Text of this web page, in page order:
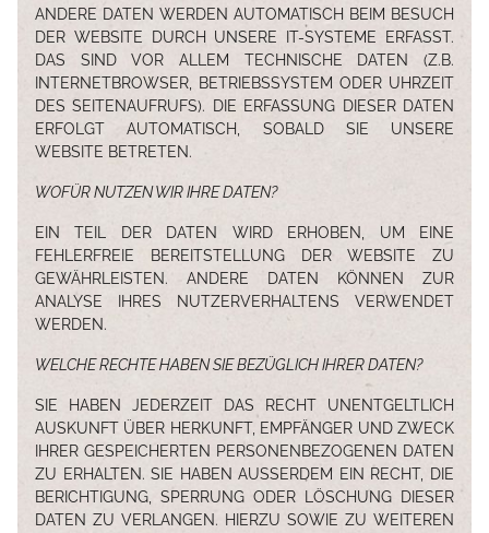
ANDERE DATEN WERDEN AUTOMATISCH BEIM BESUCH
DER WEBSITE DURCH UNSERE IT-SYSTEME ERFASST.
DAS SIND VOR ALLEM TECHNISCHE DATEN (Z.B.
INTERNETBROWSER, BETRIEBSSYSTEM ODER UHRZEIT
DES SEITENAUFRUFS). DIE ERFASSUNG DIESER DATEN
ERFOLGT AUTOMATISCH, SOBALD SIE UNSERE
WEBSITE BETRETEN.
WOFÜR NUTZEN WIR IHRE DATEN?
EIN TEIL DER DATEN WIRD ERHOBEN, UM EINE
FEHLERFREIE BEREITSTELLUNG DER WEBSITE ZU
GEWÄHRLEISTEN. ANDERE DATEN KÖNNEN ZUR
ANALYSE IHRES NUTZERVERHALTENS VERWENDET
WERDEN.
WELCHE RECHTE HABEN SIE BEZÜGLICH IHRER DATEN?
SIE HABEN JEDERZEIT DAS RECHT UNENTGELTLICH
AUSKUNFT ÜBER HERKUNFT, EMPFÄNGER UND ZWECK
IHRER GESPEICHERTEN PERSONENBEZOGENEN DATEN
ZU ERHALTEN. SIE HABEN AUSSERDEM EIN RECHT, DIE B
ERICHTIGUNG, SPERRUNG ODER LÖSCHUNG DIESER D
ATEN ZU VERLANGEN. HIERZU SOWIE ZU WEITEREN F